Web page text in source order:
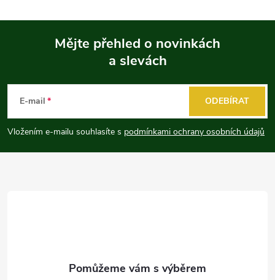
p
a
Mějte přehled o novinkách
a slevách
E-mail
Vložením e-mailu souhlasíte s podmínkami ochrany osobních údajů
ODEBÍRAT